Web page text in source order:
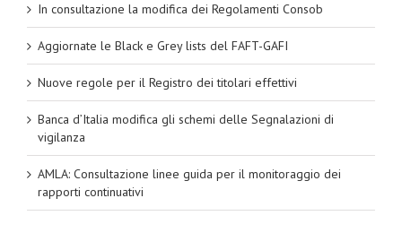
In consultazione la modifica dei Regolamenti Consob
Aggiornate le Black e Grey lists del FAFT-GAFI
Nuove regole per il Registro dei titolari effettivi
Banca d’Italia modifica gli schemi delle Segnalazioni di
vigilanza
AMLA: Consultazione linee guida per il monitoraggio dei
rapporti continuativi